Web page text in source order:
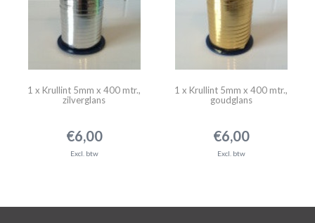
1 x Krullint 5mm x 400 mtr.,
zilverglans
€6,00
Excl. btw
1 x Krullint 5mm x 400 mtr.,
goudglans
€6,00
Excl. btw